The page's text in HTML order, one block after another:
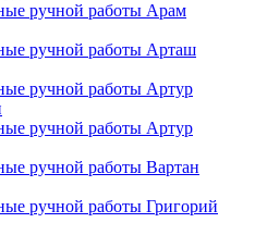
ручной работы Арам
ручной работы Арташ
ручной работы Артур
ручной работы Артур
ручной работы Вартан
ручной работы Григорий